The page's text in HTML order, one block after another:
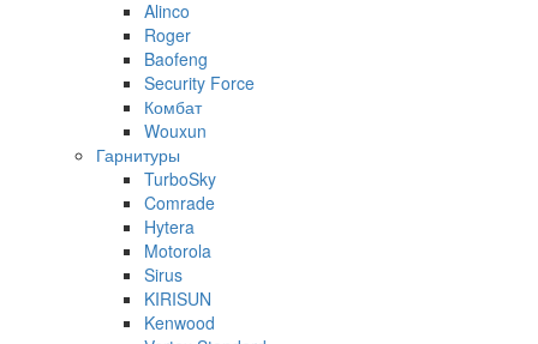
Alinco
Roger
Baofeng
Security Force
Комбат
Wouxun
Гарнитуры
TurboSky
Comrade
Hytera
Motorola
Sirus
KIRISUN
Kenwood